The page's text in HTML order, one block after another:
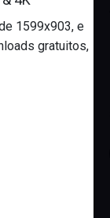
1599x903, e
gratuitos,